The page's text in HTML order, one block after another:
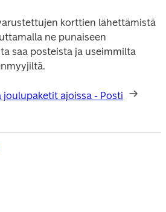
korttien lähettämistä
ne punaiseen
saa posteista ja useimmilta
ajoissa - Posti